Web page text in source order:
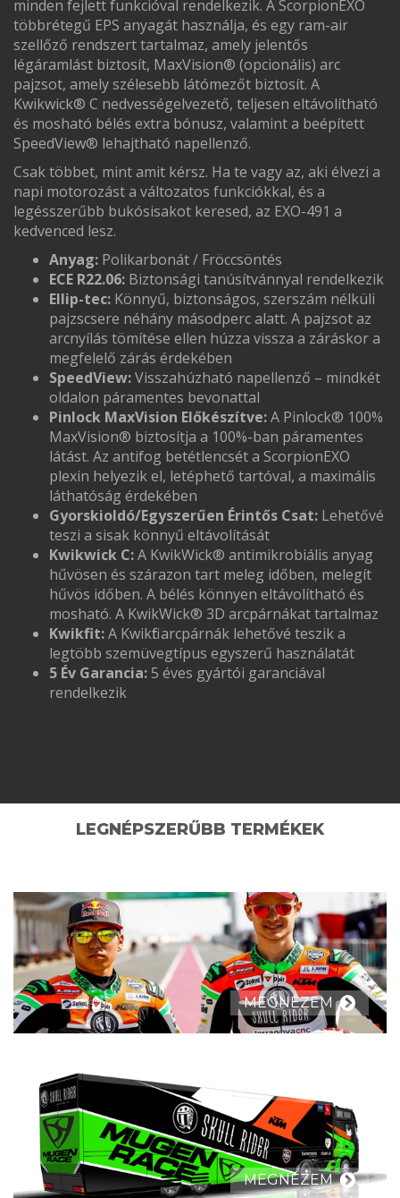
minden fejlett funkcióval rendelkezik. A ScorpionEXO
többrétegű EPS anyagát használja, és egy ram-air
szellőző rendszert tartalmaz, amely jelentős
légáramlást biztosít, MaxVision® (opcionális) arc
pajzsot, amely szélesebb látómezőt biztosít. A
Kwikwick® C nedvességelvezető, teljesen eltávolítható
és mosható bélés extra bónusz, valamint a beépített
SpeedView® lehajtható napellenző.
Csak többet, mint amit kérsz. Ha te vagy az, aki élvezi a
napi motorozást a változatos funkciókkal, és a
legésszerűbb bukósisakot keresed, az EXO-491 a
kedvenced lesz.
Anyag: Polikarbonát / Fröccsöntés
ECE R22.06: Biztonsági tanúsítvánnyal rendelkezik
Ellip-tec: Könnyű, biztonságos, szerszám nélküli
pajzscsere néhány másodperc alatt. A pajzsot az
arcnyílás tömítése ellen húzza vissza a záráskor a
megfelelő zárás érdekében
SpeedView:Visszahúzható napellenző – mindkét
oldalon páramentes bevonattal
Pinlock MaxVision Előkészítve:A Pinlock® 100%
MaxVision® biztosítja a 100%-ban páramentes
látást. Az antifog betétlencsét a ScorpionEXO
plexin helyezik el, letéphető tartóval, a maximális
láthatóság érdekében
Gyorskioldó/Egyszerűen Érintős Csat: Lehetővé
teszi a sisak könnyű eltávolítását
Kwikwick C:A KwikWick® antimikrobiális anyag
hűvösen és szárazon tart meleg időben, melegít
hűvös időben. A bélés könnyen eltávolítható és
mosható. A KwikWick® 3D arcpárnákat tartalmaz
Kwikfit:A Kwikfit arcpárnák lehetővé teszik a
legtöbb szemüvegtípus egyszerű használatát
5 Év Garancia:5 éves gyártói garanciával
rendelkezik
LEGNÉPSZERŰBB TERMÉKEK
MEGNÉZEM
MEGNÉZEM